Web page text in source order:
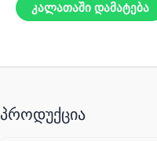
კალათაში დამატება
პროდუქცია